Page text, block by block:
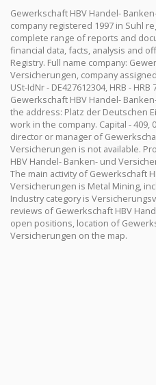
Gewerkschaft HBV Handel-
company registered 1997 in Suhl
complete range of reports and
financial data, facts, analysis and
Registry. Full name company:
Versicherungen, company
USt-IdNr - DE427612304, HRB -
Gewerkschaft HBV Handel-
the address: Platz der Deutschen
work in the company. Capital -
director or manager of
Versicherungen is not available.
HBV Handel- Banken- und
The main activity of Gewerkschaft
Versicherungen is Metal Mining,
Industry category is
reviews of Gewerkschaft HBV
open positions, location of
Versicherungen on the map.